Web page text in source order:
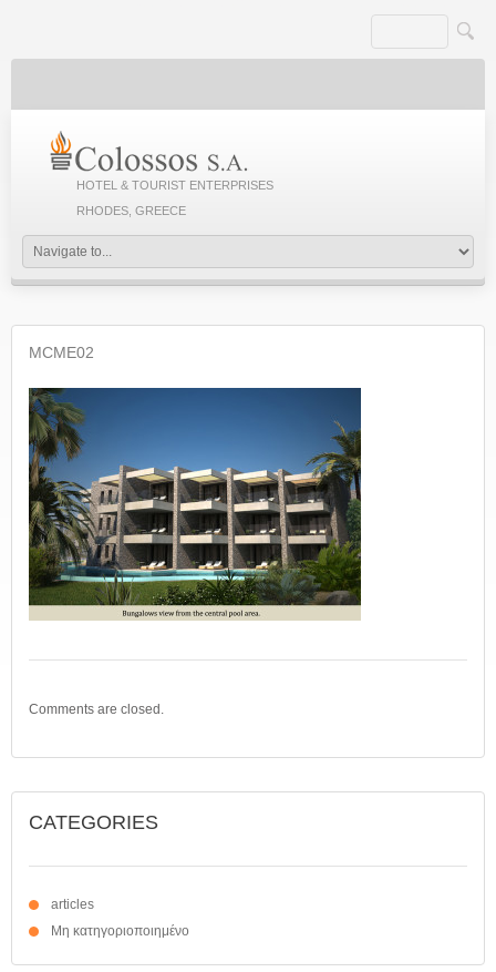
HOTEL & TOURIST ENTERPRISES
RHODES, GREECE
MCME02
Comments are closed.
CATEGORIES
articles
Μη κατηγοριοποιημένο